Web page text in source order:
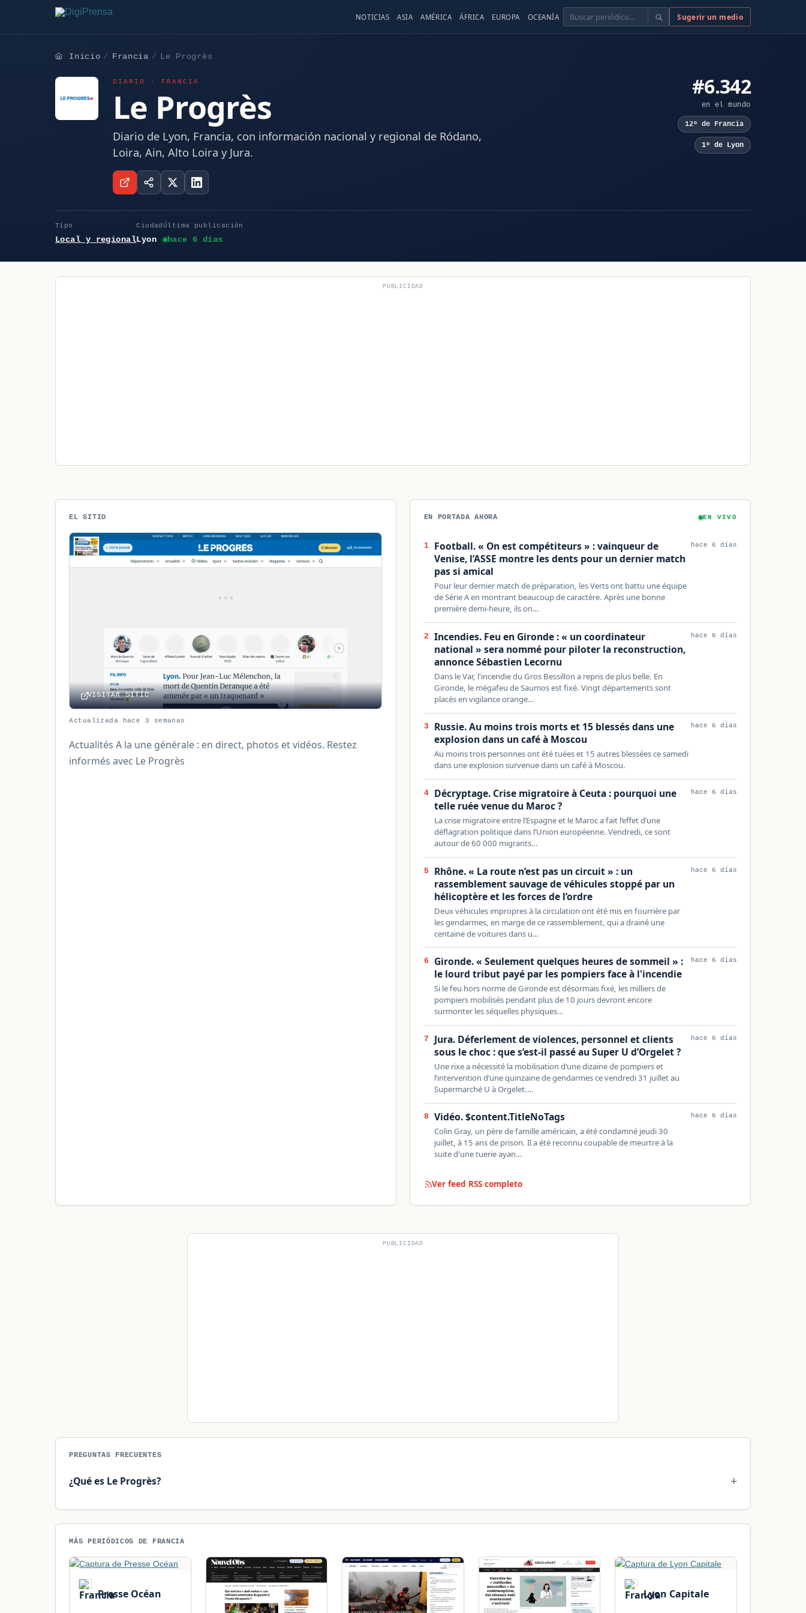
NOTICIAS ASIA AMÉRICA ÁFRICA EUROPA OCEANÍA Buscar Sugerir un medio
Inicio Francia Le Progrès
DIARIO · FRANCIA
Le Progrès
Diario de Lyon, Francia, con información nacional y regional de Ródano,
Loira, Ain, Alto Loira y Jura.
#6.342
en el mundo
12º de Francia
1º de Lyon
Tipo
Local y regional
Ciudad
Lyon
Última publicación
hace 6 días
PUBLICIDAD
EL SITIO
VISITAR SITIO
Actualizada hace 3 semanas
Actualités A la une générale : en direct, photos et vidéos. Restez
informés avec Le Progrès
EN PORTADA AHORA EN VIVO
1
Football. « On est compétiteurs » : vainqueur de
Venise, l’ASSE montre les dents pour un dernier match
pas si amical
Pour leur dernier match de préparation, les Verts ont battu une équipe
de Série A en montrant beaucoup de caractère. Après une bonne
première demi-heure, ils on…
hace 6 días
2
Incendies. Feu en Gironde : « un coordinateur
national » sera nommé pour piloter la reconstruction,
annonce Sébastien Lecornu
Dans le Var, l'incendie du Gros Bessillon a repris de plus belle. En
Gironde, le mégafeu de Saumos est fixé. Vingt départements sont
placés en vigilance orange…
hace 6 días
3
Russie. Au moins trois morts et 15 blessés dans une
explosion dans un café à Moscou
Au moins trois personnes ont été tuées et 15 autres blessées ce samedi
dans une explosion survenue dans un café à Moscou.
hace 6 días
4
Décryptage. Crise migratoire à Ceuta : pourquoi une
telle ruée venue du Maroc ?
La crise migratoire entre l’Espagne et le Maroc a fait l’effet d’une
déflagration politique dans l’Union européenne. Vendredi, ce sont
autour de 60 000 migrants…
hace 6 días
5
Rhône. « La route n’est pas un circuit » : un
rassemblement sauvage de véhicules stoppé par un
hélicoptère et les forces de l’ordre
Deux véhicules impropres à la circulation ont été mis en fourrière par
les gendarmes, en marge de ce rassemblement, qui a drainé une
centaine de voitures dans u…
hace 6 días
6
Gironde. « Seulement quelques heures de sommeil » :
le lourd tribut payé par les pompiers face à l'incendie
Si le feu hors norme de Gironde est désormais fixé, les milliers de
pompiers mobilisés pendant plus de 10 jours devront encore
surmonter les séquelles physiques…
hace 6 días
7
Jura. Déferlement de violences, personnel et clients
sous le choc : que s’est-il passé au Super U d’Orgelet ?
Une rixe a nécessité la mobilisation d’une dizaine de pompiers et
l’intervention d’une quinzaine de gendarmes ce vendredi 31 juillet au
Supermarché U à Orgelet.…
hace 6 días
8 Vidéo. $content.TitleNoTags
Colin Gray, un père de famille américain, a été condamné jeudi 30
juillet, à 15 ans de prison. Il a été reconnu coupable de meurtre à la
suite d'une tuerie ayan…
hace 6 días
Ver feed RSS completo
PUBLICIDAD
PREGUNTAS FRECUENTES
¿Qué es Le Progrès?
MÁS PERIÓDICOS DE FRANCIA
Presse Océan Lyon Capitale